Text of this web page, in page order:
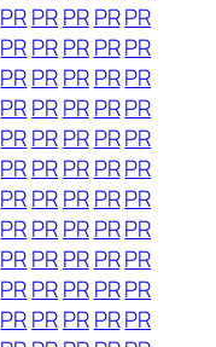
PRPRPR PRPR
PRPRPR PRPR
PRPRPR PRPR
PRPRPR PRPR
PRPRPR PRPR
PRPRPR PRPR
PRPRPR PRPR
PRPRPR PRPR
PRPRPR PRPR
PRPRPR PRPR
PRPRPR PRPR